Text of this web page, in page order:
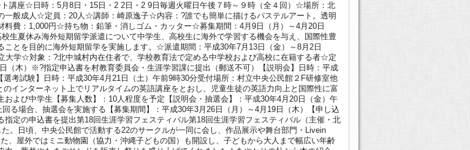
講座☆日時：5月8日・15日・2 2日・2 9日毎週火曜日午後７時～９時（全４回）☆場所：北
般成人☆定員：20人☆講師：崎原逸子☆内容：?誰でも簡単に描けるパステルアート。透明
費：1,000円☆持ち物：鉛筆・消しゴム・カッター☆募集期間：4月9日（月）～4月20日
生夏休み海外短期留学派遣について中学生、高校生に海外で学習する機会を与え、国際性豊
とを目的に海外短期留学を実施します。☆派遣期間：平成30年7月13日（金）～8月2日
大学☆対象：?北中城村内在住者で、学校教育法で定める中学校および高校に在籍する者☆定
（木）※?指定申込書を村教育委員会・生涯学習課に提出（郵送不可）【説明会】日時：平成
考試験】日時：平成30年4月21日（土）午前9時30分受付場所：村立中央公民館２F研修室他
インターネット上でリアルタイムの英語講座をとおし、児童生徒の英語力向上と国際性に富
よび中学生【募集人数】：10人程度を予定【説明会・抽選会】：平成30年4月20日（金）午
る場合、抽選会を実施する【募集期間】：平成30年3月26日（月）～4月19日（木）【申し込
定の申込書を提出第18回生涯学習フェスティバル第18回生涯学習フェスティバル（主催・北
。日頃、中央公民館で活動する22のサークルが一同に会し、作品展示や舞台部門・Livein
、屋外ではミニ動物園（協力・沖縄子どもの国）も開設し、子どもから大人まで幅広い年齢